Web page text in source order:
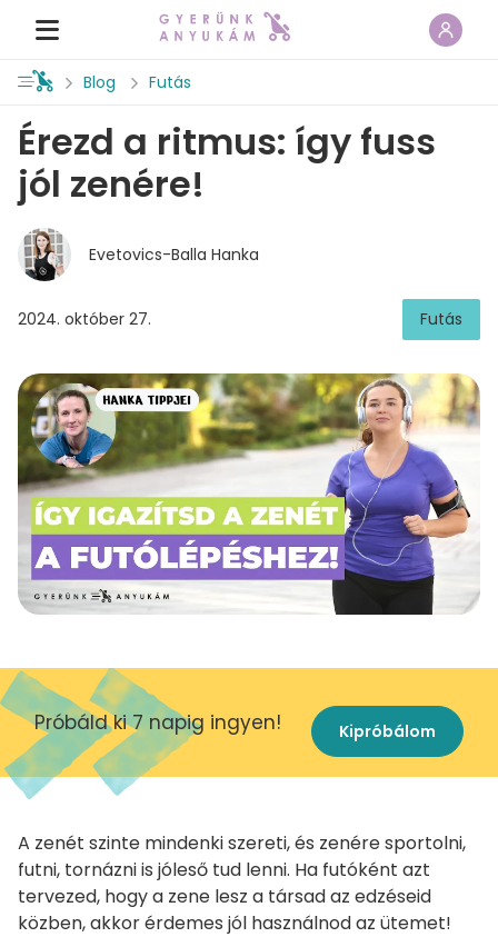
Blog Futás
Érezd a ritmus: így fuss
jól zenére!
Evetovics-Balla Hanka
2024. október 27. Futás
Próbáld ki 7 napig ingyen! Kipróbálom
A zenét szinte mindenki szereti, és zenére sportolni,
futni, tornázni is jóleső tud lenni. Ha futóként azt
tervezed, hogy a zene lesz a társad az edzéseid
közben, akkor érdemes jól használnod az ütemet!